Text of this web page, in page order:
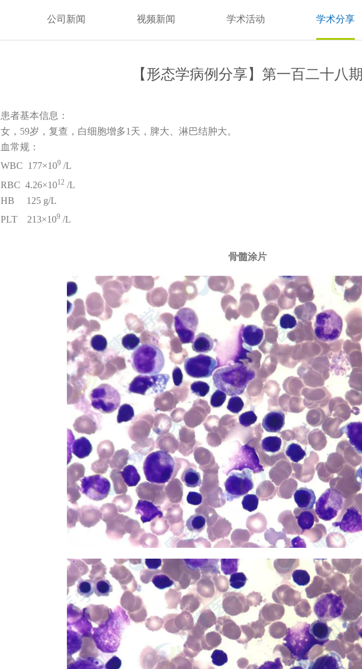
公司新闻 视频新闻 学术活动 学术分享
【形态学病例分享】第一百二十八期
患者基本信息：
女，59岁，复查，白细胞增多1天，脾大、淋巴结肿大。
血常规：
WBC 177×109 /L
RBC 4.26×1012 /L
HB 125 g/L
PLT 213×109 /L
骨髓涂片